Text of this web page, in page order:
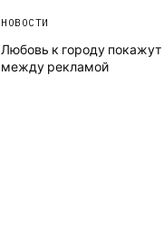
НОВОСТИ
Любовь к городу
между рекламой